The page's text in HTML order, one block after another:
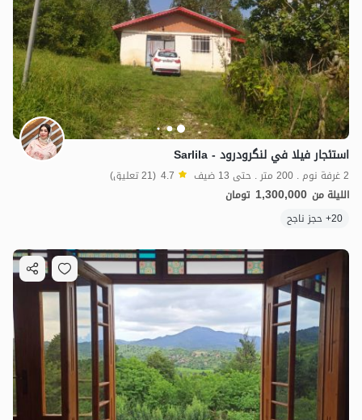
استئجار فيلا في لنگرودرود - Sarlila
2 غرفة نوم . 200 متر . حتى 13 ضيف 4.7 (21 تعليق)
الليلة من 1,300,000 تومان
20+ حجز ناجح